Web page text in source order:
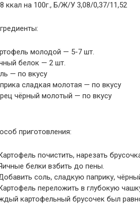
ккал на 100г., Б/Ж/У 3,08/0,37/11,52
молодой — 5-7 шт.
белок — 2 шт.
— по вкусу
сладкая молотая — по вкусу
чёрный молотый — по вкусу
приготовления:
почистить, нарезать
белки взбить до пены.
соль, сладкую паприку,
переложить в глубокую
картофельный брусочек был